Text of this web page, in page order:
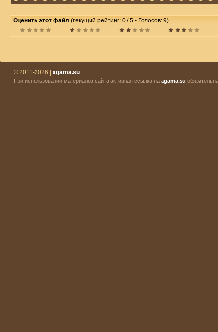
Оценить этот файл (текущий рейтинг: 0 / 5 - Голосов: 9)
© 2011-2026 | agama.su
При использовании материалов сайта активная ссылка на agama.su